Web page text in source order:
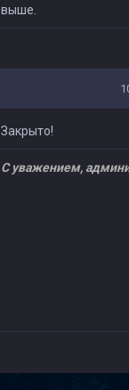
выше.
Закрыто!
С уважением,